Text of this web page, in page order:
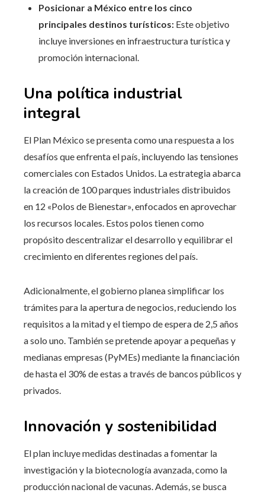
Posicionar a México entre los cinco
principales destinos turísticos: Este objetivo
incluye inversiones en infraestructura turística y
promoción internacional.
Una política industrial
integral
El Plan México se presenta como una respuesta a los
desafíos que enfrenta el país, incluyendo las tensiones
comerciales con Estados Unidos. La estrategia abarca
la creación de 100 parques industriales distribuidos
en 12 «Polos de Bienestar», enfocados en aprovechar
los recursos locales. Estos polos tienen como
propósito descentralizar el desarrollo y equilibrar el
crecimiento en diferentes regiones del país.
Adicionalmente, el gobierno planea simplificar los
trámites para la apertura de negocios, reduciendo los
requisitos a la mitad y el tiempo de espera de 2,5 años
a solo uno. También se pretende apoyar a pequeñas y
medianas empresas (PyMEs) mediante la financiación
de hasta el 30% de estas a través de bancos públicos y
privados.
Innovación y sostenibilidad
El plan incluye medidas destinadas a fomentar la
investigación y la biotecnología avanzada, como la
producción nacional de vacunas. Además, se busca